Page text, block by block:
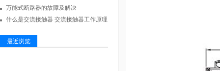
万能式断路器的故障及解决
什么是交流接触器 交流接触器工作原理
最近浏览